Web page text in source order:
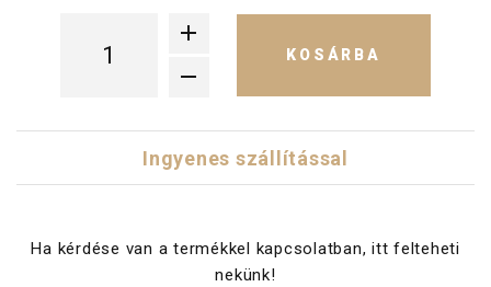
KOSÁRBA
Ingyenes szállítással
Ha kérdése van a termékkel kapcsolatban, itt felteheti
nekünk!